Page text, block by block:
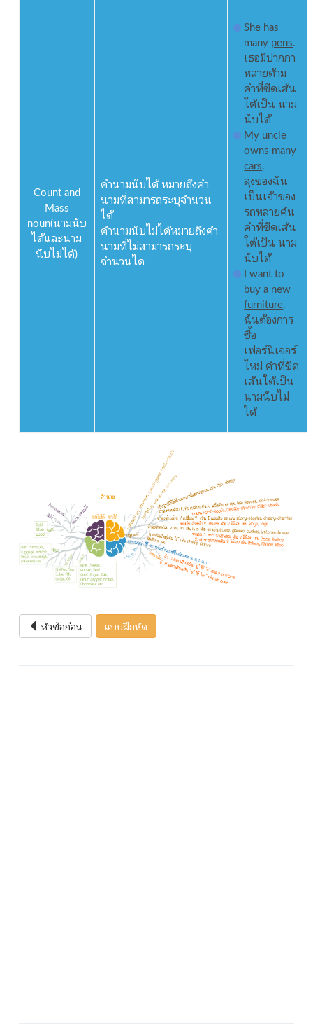
Count and
Mass
noun(นามนับ
ได้และนาม
นับไม่ได้)
คำนามนับได้ หมายถึงคำ
นามที่สามารถระบุจำนวน
ได้
คำนามนับไม่ได้หมายถึงคำ
นามที่ไม่สามารถระบุ
จำนวนได
She has
many pens.
เธอมีปากกา
หลายด้าม
คำที่ขีดเส้น
ใต้เป็น นาม
นับได้
My uncle
owns many
cars.
ลุงของฉัน
เป็นเจ้าของ
รถหลายคัน
คำที่ขีดเส้น
ใต้เป็น นาม
นับได้
I want to
buy a new
furniture.
ฉันต้องการ
ซื้อ
เฟอร์นิเจอร์
ใหม่ คำที่ขีด
เส้นใต้เป็น
นามนับไม่
ได้
หัวข้อก่อน แบบฝึกหัด